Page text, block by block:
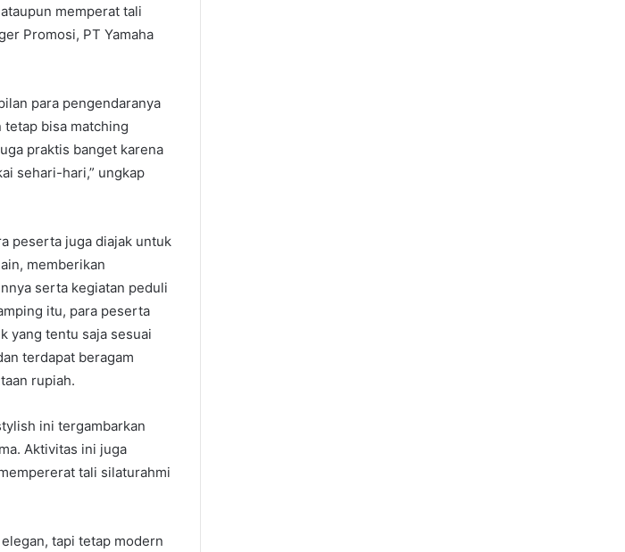
memperat tali
Promosi, PT Yamaha
para pengendaranya
tetap bisa matching
praktis banget karena
sehari-hari,” ungkap
peserta juga diajak untuk
memberikan
serta kegiatan peduli
itu, para peserta
yang tentu saja sesuai
terdapat beragam
rupiah.
ini tergambarkan
Aktivitas ini juga
tali silaturahmi
tapi tetap modern